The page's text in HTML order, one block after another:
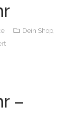
Dein Shop,
–